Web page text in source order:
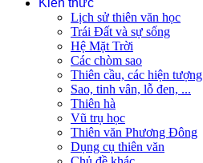
Kiến thức
Lịch sử thiên văn học
Trái Đất và sự sống
Hệ Mặt Trời
Các chòm sao
Thiên cầu, các hiện tượng
Sao, tinh vân, lỗ đen, ...
Thiên hà
Vũ trụ học
Thiên văn Phương Đông
Dụng cụ thiên văn